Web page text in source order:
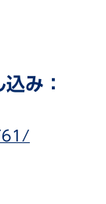
み：
61/